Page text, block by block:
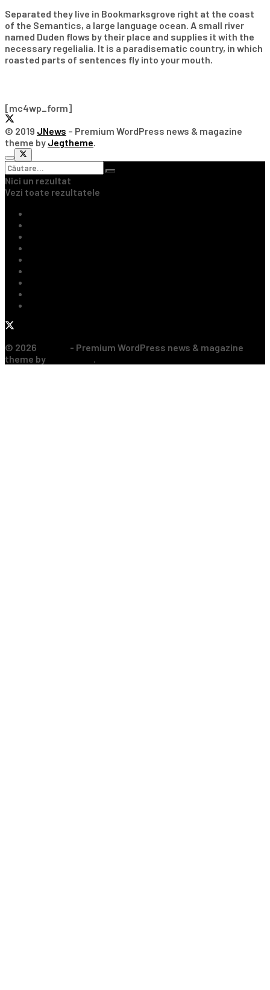
Separated they live in Bookmarksgrove right at the coast
of the Semantics, a large language ocean. A small river
named Duden flows by their place and supplies it with the
necessary regelialia. It is a paradisematic country, in which
roasted parts of sentences fly into your mouth.
[mc4wp_form]
© 2019 JNews – Premium WordPress news & magazine
theme by Jegtheme
Nici un rezultat
Vezi toate rezultatele
© 2026
- Premium WordPress news & magazine
theme by
.